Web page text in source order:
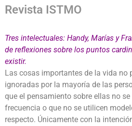
Revista ISTMO
Tres intelectuales: Handy, Marías y
de reflexiones sobre los puntos
existir.
Las cosas importantes de la vida no
ignoradas por la mayoría de las
que el pensamiento sobre ellas no
frecuencia o que no se utilicen
respecto. Únicamente con la